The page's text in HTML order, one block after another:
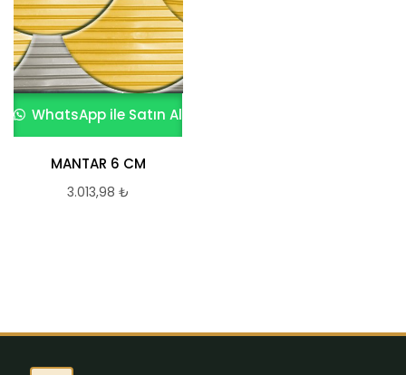
WhatsApp ile Satın Al
MANTAR 6 CM
3.013,98 ₺